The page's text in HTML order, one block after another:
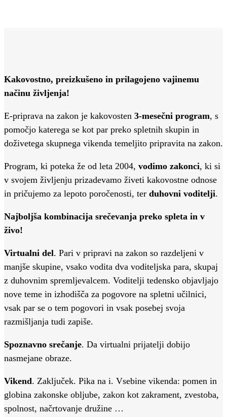
Kakovostno, preizkušeno in prilagojeno vajinemu
načinu življenja!
E-priprava na zakon je kakovosten 3-mesečni program, s
pomočjo katerega se kot par preko spletnih skupin in
doživetega skupnega vikenda temeljito pripravita na zakon.
Program, ki poteka že od leta 2004, vodimo zakonci, ki si
v svojem življenju prizadevamo živeti kakovostne odnose
in pričujemo za lepoto poročenosti, ter duhovni voditelji.
Najboljša kombinacija srečevanja preko spleta in v
živo!
Virtualni del. Pari v pripravi na zakon so razdeljeni v
manjše skupine, vsako vodita dva voditeljska para, skupaj
z duhovnim spremljevalcem. Voditelji tedensko objavljajo
nove teme in izhodišča za pogovore na spletni učilnici,
vsak par se o tem pogovori in vsak posebej svoja
razmišljanja tudi zapiše.
Spoznavno srečanje. Da virtualni prijatelji dobijo
nasmejane obraze.
Vikend. Zaključek. Pika na i. Vsebine vikenda: pomen in
globina zakonske obljube, zakon kot zakrament, zvestoba,
spolnost, načrtovanje družine …